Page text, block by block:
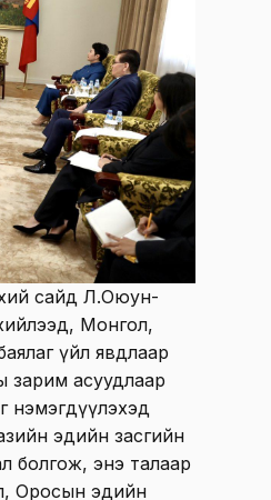
сайд Л.Оюун-
Монгол,
үйл явдлаар
зарим асуудлаар
нэмэгдүүлэхэд
эдийн засгийн
болгож, энэ талаар
Оросын эдийн